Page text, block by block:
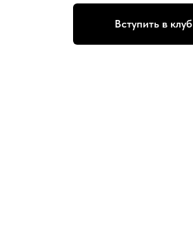
Вступить в клуб